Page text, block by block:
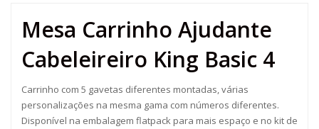
Mesa Carrinho Ajudante
Cabeleireiro King Basic 4
Carrinho com 5 gavetas diferentes montadas, várias
personalizações na mesma gama com números diferentes.
Disponível na embalagem flatpack para mais espaço e no kit de